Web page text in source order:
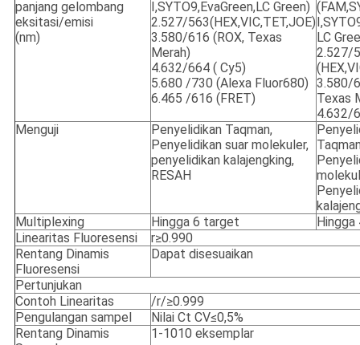
panjang gelombang
eksitasi/emisi
(nm)
I,SYTO9,EvaGreen,LC Green)
2.527/563(HEX,VIC,TET,JOE)
3.580/616 (ROX, Texas
Merah)
4.632/664 ( Cy5)
5.680 /730 (Alexa Fluor680)
6.465 /616 (FRET)
LC
2.527/
3.580/
Texas
4.632/
Menguji
Penyelidikan Taqman,
Penyelidikan suar molekuler,
penyelidikan kalajengking,
RESAH
Multiplexing
Hingga 6 target
Linearitas Fluoresensi
r≥0.990
Rentang Dinamis
Fluoresensi
Dapat disesuaikan
Pertunjukan
Contoh Linearitas
/r/≥0.999
Pengulangan sampel
Nilai Ct CV≤0,5%
Rentang Dinamis
1-1010 eksemplar